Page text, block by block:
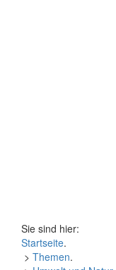
Sie sind hier:
Startseite.
> Themen.